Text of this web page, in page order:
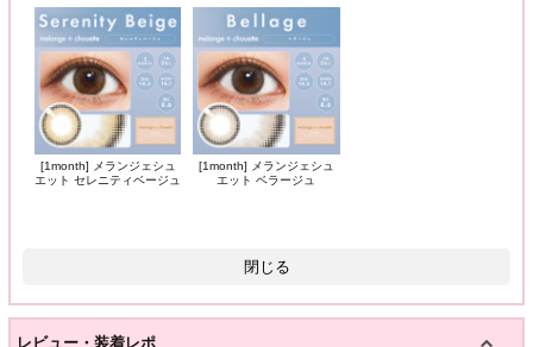
[1month] メランジェシュ
エット セレニティベージュ
[1month] メランジェシュ
エット ベラージュ
閉じる
レビュー・装着レポ